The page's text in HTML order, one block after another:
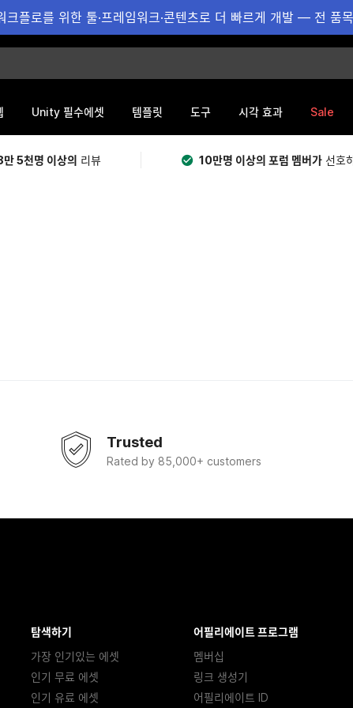
크플로를 위한 툴·프레임워크·콘텐츠로 더 빠르게 개발 — 전 품
Unity 필수에셋 템플릿 도구 시각 효과 Sale
만 5천명 이상의 리뷰 10만명 이상의 포럼 멤버가 선호
Trusted
Rated by 85,000+ customers
탐색하기
가장 인기있는 에셋
인기 무료 에셋
인기 유료 에셋
어필리에이트 프로그램
멤버십
링크 생성기
어필리에이트 ID